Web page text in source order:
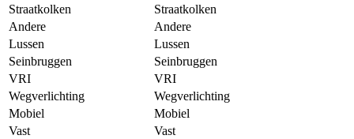
Straatkolken
Straatkolken
Andere
Andere
Lussen
Lussen
Seinbruggen
Seinbruggen
VRI
VRI
Wegverlichting
Wegverlichting
Mobiel
Mobiel
Vast
Vast